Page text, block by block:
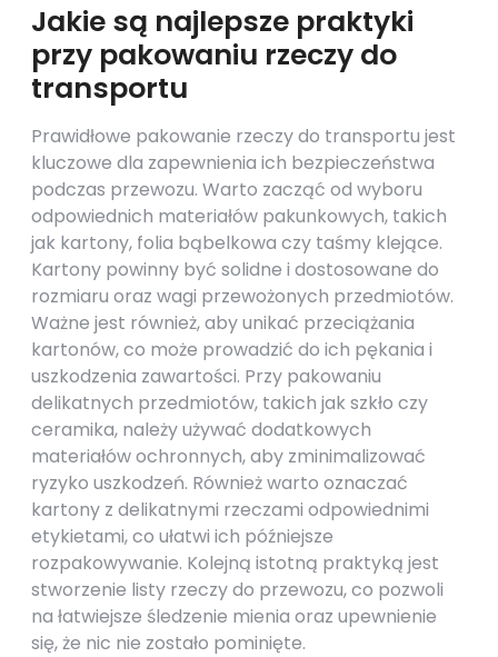
Jakie są najlepsze praktyki
przy pakowaniu rzeczy do
transportu
Prawidłowe pakowanie rzeczy do transportu jest
kluczowe dla zapewnienia ich bezpieczeństwa
podczas przewozu. Warto zacząć od wyboru
odpowiednich materiałów pakunkowych, takich
jak kartony, folia bąbelkowa czy taśmy klejące.
Kartony powinny być solidne i dostosowane do
rozmiaru oraz wagi przewożonych przedmiotów.
Ważne jest również, aby unikać przeciążania
kartonów, co może prowadzić do ich pękania i
uszkodzenia zawartości. Przy pakowaniu
delikatnych przedmiotów, takich jak szkło czy
ceramika, należy używać dodatkowych
materiałów ochronnych, aby zminimalizować
ryzyko uszkodzeń. Również warto oznaczać
kartony z delikatnymi rzeczami odpowiednimi
etykietami, co ułatwi ich późniejsze
rozpakowywanie. Kolejną istotną praktyką jest
stworzenie listy rzeczy do przewozu, co pozwoli
na łatwiejsze śledzenie mienia oraz upewnienie
się, że nic nie zostało pominięte.